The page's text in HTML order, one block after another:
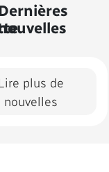
Lire plus de
nouvelles